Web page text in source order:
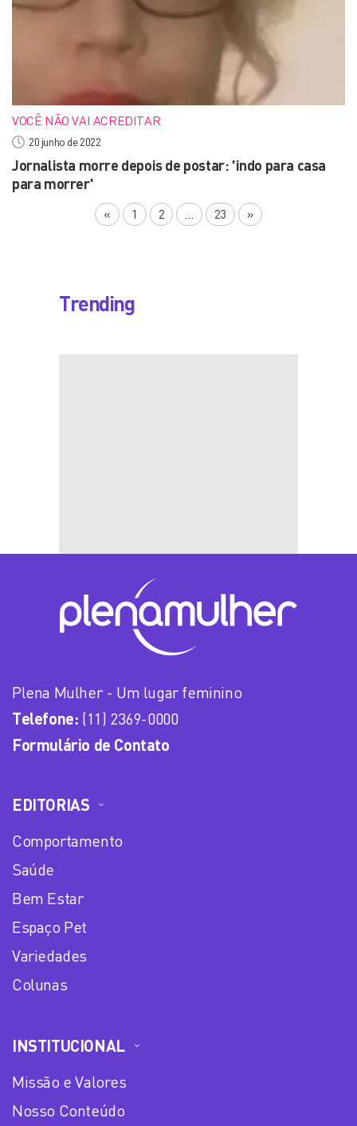
VOCÊ NÃO VAI ACREDITAR
20 junho de 2022
Jornalista morre depois de postar: 'indo para casa
para morrer'
« 1 2 23 »
Trending
Plena Mulher - Um lugar feminino
Telefone: (11) 2369-0000
Formulário de Contato
EDITORIAS
Comportamento
Saúde
Bem Estar
Espaço Pet
Variedades
Colunas
INSTITUCIONAL
Missão e Valores
Nosso Conteúdo